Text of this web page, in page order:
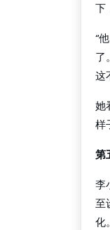
下
“
了
这
她
样
第
李
至
化。